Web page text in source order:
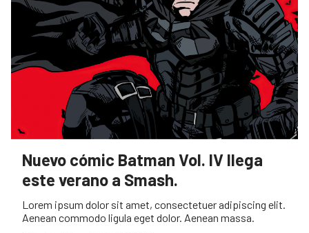
Nuevo cómic Batman Vol. IV llega
este verano a Smash.
Lorem ipsum dolor sit amet, consectetuer adipiscing elit.
Aenean commodo ligula eget dolor. Aenean massa.